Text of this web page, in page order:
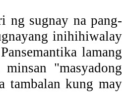
ng sugnay na pang-
inihihiwalay
lamang
"masyadong
tambalan kung may